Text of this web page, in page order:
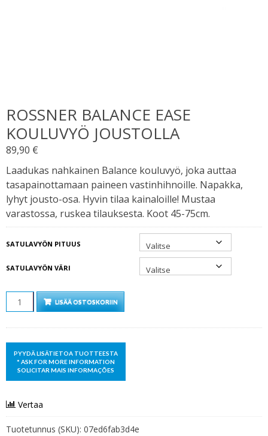
ROSSNER BALANCE EASE
KOULUVYÖ JOUSTOLLA
89,90 €
Laadukas nahkainen Balance kouluvyö, joka auttaa
tasapainottamaan paineen vastinhihnoille. Napakka,
lyhyt jousto-osa. Hyvin tilaa kainaloille! Mustaa
varastossa, ruskea tilauksesta. Koot 45-75cm.
SATULAVYÖN PITUUS
SATULAVYÖN VÄRI
LISÄÄ OSTOSKORIIN
Vertaa
Tuotetunnus (SKU): 07ed6fab3d4e